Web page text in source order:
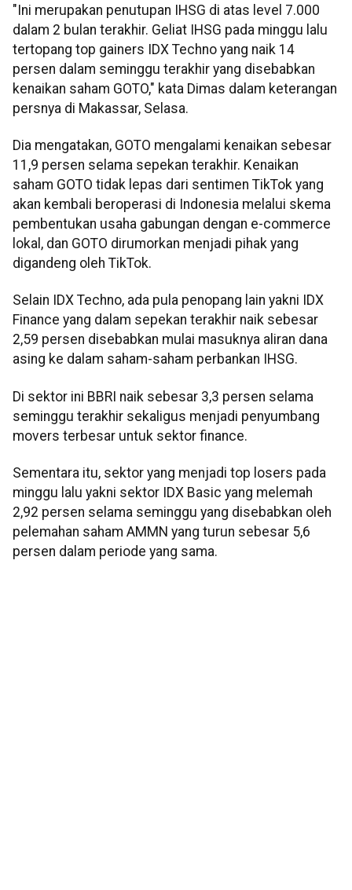
"Ini merupakan penutupan IHSG di atas level 7.000
dalam 2 bulan terakhir. Geliat IHSG pada minggu lalu
tertopang top gainers IDX Techno yang naik 14
persen dalam seminggu terakhir yang disebabkan
kenaikan saham GOTO," kata Dimas dalam keterangan
persnya di Makassar, Selasa.
Dia mengatakan, GOTO mengalami kenaikan sebesar
11,9 persen selama sepekan terakhir. Kenaikan
saham GOTO tidak lepas dari sentimen TikTok yang
akan kembali beroperasi di Indonesia melalui skema
pembentukan usaha gabungan dengan e-commerce
lokal, dan GOTO dirumorkan menjadi pihak yang
digandeng oleh TikTok.
Selain IDX Techno, ada pula penopang lain yakni IDX
Finance yang dalam sepekan terakhir naik sebesar
2,59 persen disebabkan mulai masuknya aliran dana
asing ke dalam saham-saham perbankan IHSG.
Di sektor ini BBRI naik sebesar 3,3 persen selama
seminggu terakhir sekaligus menjadi penyumbang
movers terbesar untuk sektor finance.
Sementara itu, sektor yang menjadi top losers pada
minggu lalu yakni sektor IDX Basic yang melemah
2,92 persen selama seminggu yang disebabkan oleh
pelemahan saham AMMN yang turun sebesar 5,6
persen dalam periode yang sama.